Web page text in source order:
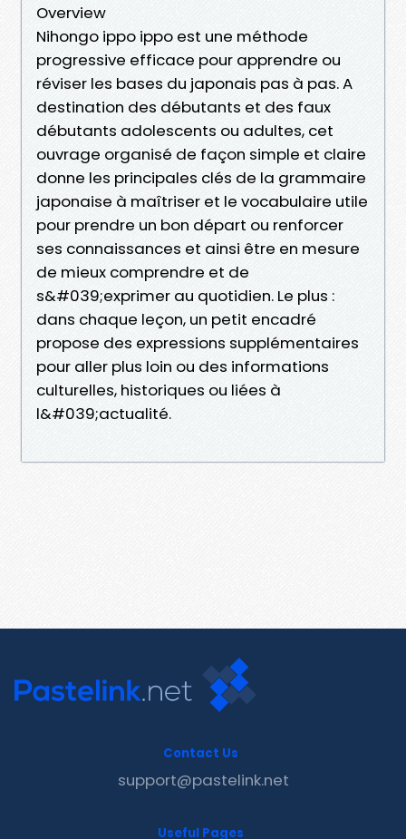
Overview
Nihongo ippo ippo est une méthode
progressive efficace pour apprendre ou
réviser les bases du japonais pas à pas. A
destination des débutants et des faux
débutants adolescents ou adultes, cet
ouvrage organisé de façon simple et claire
donne les principales clés de la grammaire
japonaise à maîtriser et le vocabulaire utile
pour prendre un bon départ ou renforcer
ses connaissances et ainsi être en mesure
de mieux comprendre et de
s&#039;exprimer au quotidien. Le plus :
dans chaque leçon, un petit encadré
propose des expressions supplémentaires
pour aller plus loin ou des informations
culturelles, historiques ou liées à
l&#039;actualité.
Contact Us
support@pastelink.net
Useful Pages